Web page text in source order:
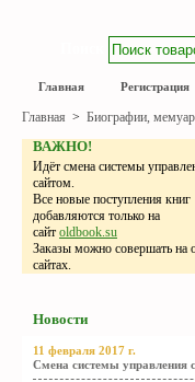
Главная Регистрация
Главная > Биографии,
ВАЖНО!
Идёт смена системы
сайтом.
Все новые поступления книг
добавляются только на
сайт oldbook.su
Заказы можно совершать на
сайтах.
Новости
11 февраля 2017 г.
Смена системы управления